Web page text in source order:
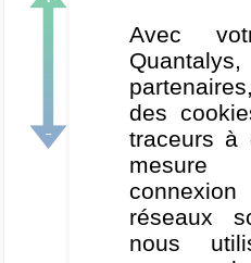
Avec
des
traceurs à
mesure
réseaux
nous